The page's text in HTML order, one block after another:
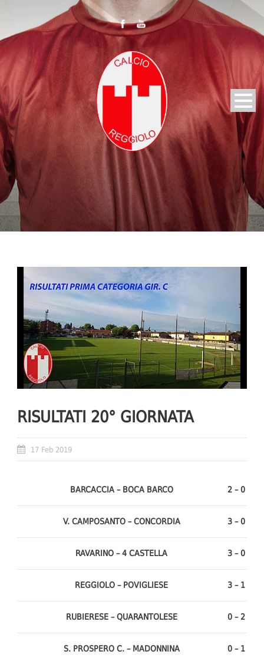
RISULTATI 20° GIORNATA
17 Feb 2019
BARCACCIA – BOCA BARCO 2 – 0
V. CAMPOSANTO – CONCORDIA 3 – 0
RAVARINO – 4 CASTELLA 3 – 0
REGGIOLO – POVIGLIESE 3 – 1
RUBIERESE – QUARANTOLESE 0 – 2
S. PROSPERO C. – MADONNINA 0 – 1